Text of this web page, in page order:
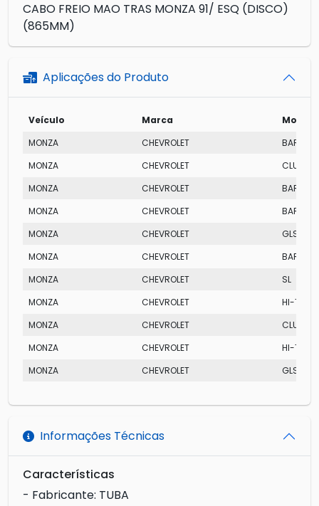
CABO FREIO MAO TRAS MONZA 91/ ESQ (DISCO)
(865MM)
Aplicações do Produto
Veículo Marca
Modelo
MONZA
CHEVROLET
MONZA
CHEVROLET
CLUB
MONZA
CHEVROLET
MONZA
CHEVROLET
MONZA
CHEVROLET
GLS EFI
MONZA
CHEVROLET
MONZA
CHEVROLET
SL
MONZA
CHEVROLET
HI-TECH
MONZA
CHEVROLET
CLUB
MONZA
CHEVROLET
HI-TECH
MONZA
CHEVROLET GLS EFI
Informações Técnicas
Características
- Fabricante: TUBA